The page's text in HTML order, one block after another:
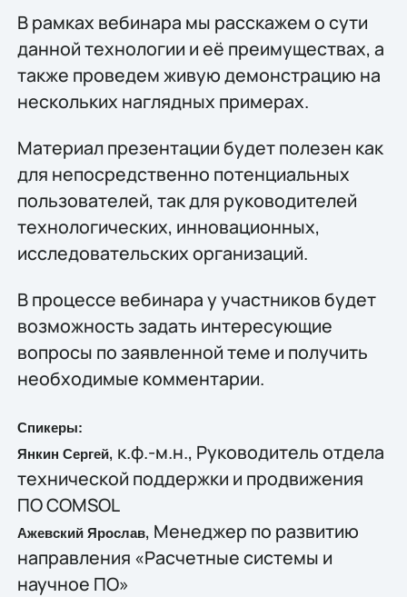
В рамках вебинара мы расскажем о сути
данной технологии и её преимуществах, а
также проведем живую демонстрацию на
нескольких наглядных примерах.
Материал презентации будет полезен как
для непосредственно потенциальных
пользователей, так для руководителей
технологических, инновационных,
исследовательских организаций.
В процессе вебинара у участников будет
возможность задать интересующие
вопросы по заявленной теме и получить
необходимые комментарии.
Спикеры:
Янкин Сергей, к.ф.-м.н., Руководитель отдела
технической поддержки и продвижения
ПО COMSOL
Ажевский Ярослав, Менеджер по развитию
направления «Расчетные системы и
научное ПО»